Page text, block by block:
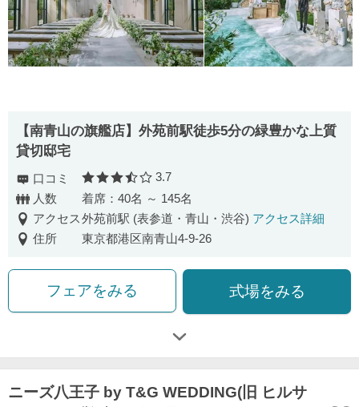
【南⻘⼭の旗艦店】外苑前駅徒歩5分の緑豊かな上質
貸切邸宅
口コミ 口コミ評価
3.7
人数
着席：40名 ～ 145名
アクセス外苑前駅 (表参道・青山・渋谷) アクセス詳細
住所
東京都港区南青山4-9-26
フェアをみる 式場をみる
ニーズ八王子 by T&G WEDDING(旧 ヒルサ